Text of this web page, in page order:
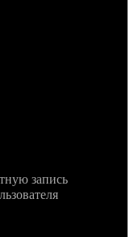
запись